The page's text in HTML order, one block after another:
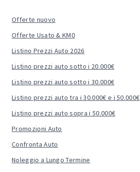
Offerte nuovo
Offerte Usato & KM0
Listino Prezzi Auto 2026
Listino prezzi auto sotto i 20.000€
Listino prezzi auto sotto i 30.000€
Listino prezzi auto tra i 30.000€ e i 50.000€
Listino prezzi auto sopra i 50.000€
Promozioni Auto
Confronta Auto
Noleggio a Lungo Termine